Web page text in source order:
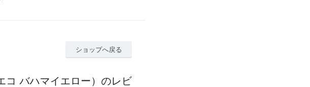
ショップへ戻る
コ バハマイエロー）のレビ